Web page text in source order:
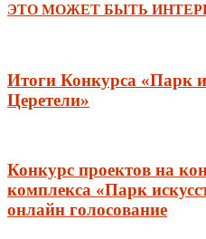
ЭТО МОЖЕТ БЫТЬ
Итоги Конкурса «Парк
Церетели»
Конкурс проектов на
комплекса «Парк
онлайн голосование